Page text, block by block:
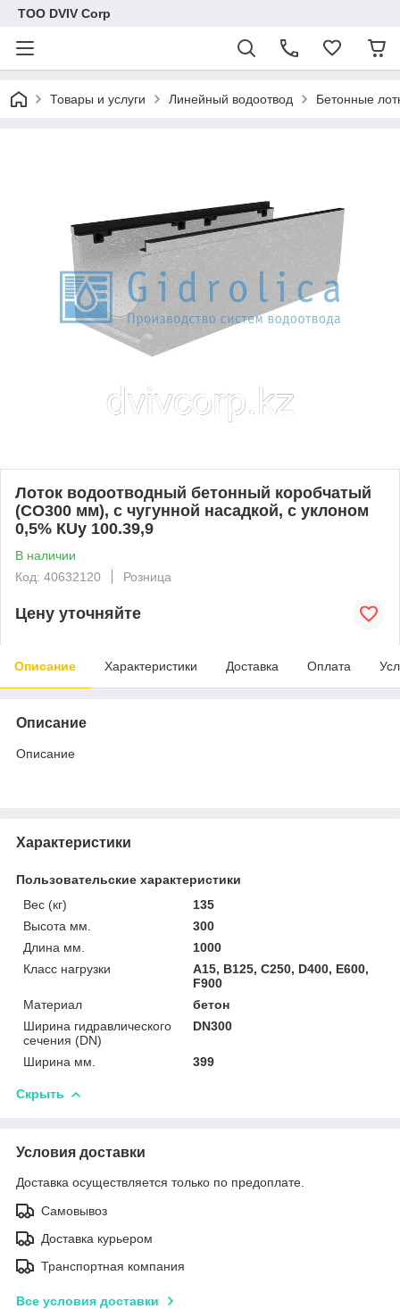
ТОО DVIV Corp
Товары и услуги Линейный водоотвод Бетонные
Лоток водоотводный бетонный коробчатый
(СО300 мм), с чугунной насадкой, с уклоном
0,5% КUу 100.39,9
В наличии
Код: 40632120
Розница
Цену уточняйте
Описание Характеристики Доставка Оплата
Описание
Описание
Характеристики
Пользовательские характеристики
Вес (кг)
135
Высота мм.
300
Длина мм.
1000
Класс нагрузки
A15, B125, C250, D400, E600,
F900
Материал
бетон
Ширина гидравлического
сечения (DN)
DN300
Ширина мм. 399
Скрыть
Условия доставки
Доставка осуществляется только по предоплате.
Самовывоз
Доставка курьером
Транспортная компания
Все условия доставки